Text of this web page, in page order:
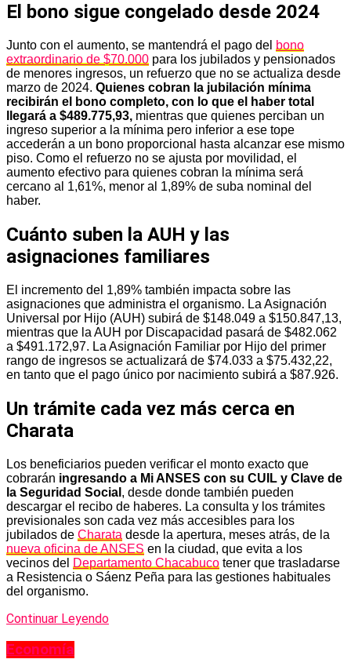
El bono sigue congelado desde 2024
Junto con el aumento, se mantendrá el pago del bono
extraordinario de $70.000 para los jubilados y pensionados
de menores ingresos, un refuerzo que no se actualiza desde
marzo de 2024. Quienes cobran la jubilación mínima
recibirán el bono completo, con lo que el haber total
llegará a $489.775,93, mientras que quienes perciban un
ingreso superior a la mínima pero inferior a ese tope
accederán a un bono proporcional hasta alcanzar ese mismo
piso. Como el refuerzo no se ajusta por movilidad, el
aumento efectivo para quienes cobran la mínima será
cercano al 1,61%, menor al 1,89% de suba nominal del
haber.
Cuánto suben la AUH y las
asignaciones familiares
El incremento del 1,89% también impacta sobre las
asignaciones que administra el organismo. La Asignación
Universal por Hijo (AUH) subirá de $148.049 a $150.847,13,
mientras que la AUH por Discapacidad pasará de $482.062
a $491.172,97. La Asignación Familiar por Hijo del primer
rango de ingresos se actualizará de $74.033 a $75.432,22,
en tanto que el pago único por nacimiento subirá a $87.926.
Un trámite cada vez más cerca en
Charata
Los beneficiarios pueden verificar el monto exacto que
cobrarán ingresando a Mi ANSES con su CUIL y Clave de
la Seguridad Social , desde donde también pueden
descargar el recibo de haberes. La consulta y los trámites
previsionales son cada vez más accesibles para los
jubilados de Charata desde la apertura, meses atrás, de la
nueva oficina de ANSES en la ciudad, que evita a los
vecinos del Departamento Chacabuco tener que trasladarse
a Resistencia o Sáenz Peña para las gestiones habituales
del organismo.
Continuar Leyendo
Economía